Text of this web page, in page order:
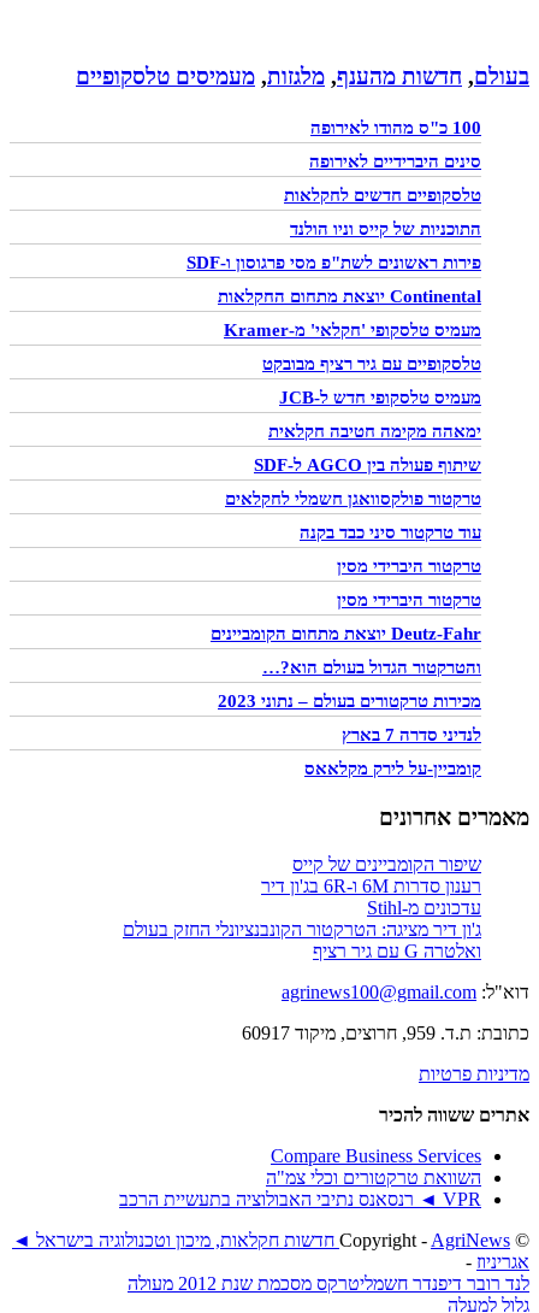
בעולם, חדשות מהענף, מלגזות, מעמיסים טלסקופיים
100 כ"ס מהודו לאירופה
סינים היברידיים לאירופה
טלסקופיים חדשים לחקלאות
התוכניות של קייס וניו הולנד
פירות ראשונים לשת"פ מסי פרגוסון ו-SDF
Continental יוצאת מתחום החקלאות
מעמיס טלסקופי 'חקלאי' מ-Kramer
טלסקופיים עם גיר רציף מבובקט
מעמיס טלסקופי חדש ל-JCB
ימאהה מקימה חטיבה חקלאית
שיתוף פעולה בין AGCO ל-SDF
טרקטור פולקסוואגן חשמלי לחקלאים
עוד טרקטור סיני כבד בקנה
טרקטור היברידי מסין
טרקטור היברידי מסין
Deutz-Fahr יוצאת מתחום הקומביינים
והטרקטור הגדול בעולם הוא?…
מכירות טרקטורים בעולם – נתוני 2023
לנדיני סדרה 7 בארץ
קומביין-על לירק מקלאאס
מאמרים אחרונים
שיפור הקומביינים של קייס
רענון סדרות 6M ו-6R בג'ון דיר
עדכונים מ-Stihl
ג'ון דיר מציגה: הטרקטור הקונבנציונלי החזק בעולם
ואלטרה G עם גיר רציף
דוא"ל: agrinews100@gmail.com
כתובת: ת.ד. 959, חרוצים, מיקוד 60917
מדיניות פרטיות
אתרים ששווה להכיר
Compare Business Services
השוואת טרקטורים וכלי צמ"ה
VPR ◄ רנסאנס נתיבי האבולוציה בתעשיית הרכב
© ‫Copyright -
AgriNews חדשות חקלאות, מיכון וטכנולוגיה בישראל ◄
אגריניוז -
לנד רובר דיפנדר חשמליטרקס מסכמת שנת 2012 מעולה
גלול למעלה